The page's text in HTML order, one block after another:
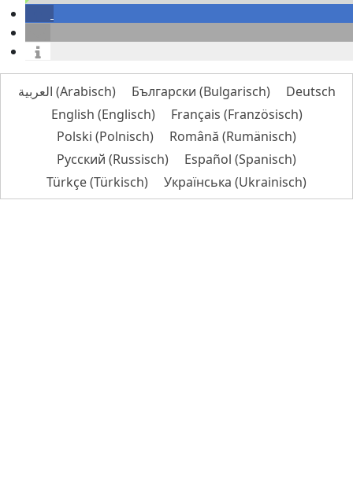
العربية (Arabisch) Български (Bulgarisch)
Deutsch
English (Englisch) Français (Französisch)
Polski (Polnisch) Română (Rumänisch)
Русский (Russisch) Español (Spanisch)
Türkçe(Türkisch) Українська (Ukrainisch)